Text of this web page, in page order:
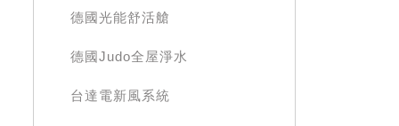
德國光能舒活艙
德國Judo全屋淨水
台達電新風系統